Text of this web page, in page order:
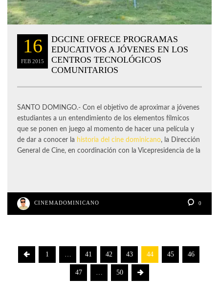
16
FEB 2015
DGCINE OFRECE PROGRAMAS
EDUCATIVOS A JÓVENES EN LOS
CENTROS TECNOLÓGICOS
COMUNITARIOS
SANTO DOMINGO.- Con el objetivo de aproximar a jóvenes
estudiantes a un entendimiento de los elementos fílmicos
que se ponen en juego al momento de hacer una película y
de dar a conocer la historia del cine dominicano, la Dirección
General de Cine, en coordinación con la Vicepresidencia de la
CINEMADOMINICANO 0
1 … 41 42 43 44 45 46
47 … 50